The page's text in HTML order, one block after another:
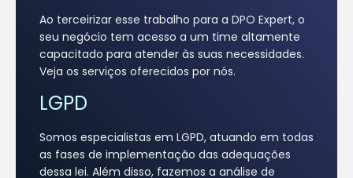
Ao terceirizar esse trabalho para a DPO Expert, o
seu negócio tem acesso a um time altamente
capacitado para atender às suas necessidades.
Veja os serviços oferecidos por nós.
LGPD
Somos especialistas em LGPD, atuando em todas
as fases de implementação das adequações
dessa lei. Além disso, fazemos a análise de